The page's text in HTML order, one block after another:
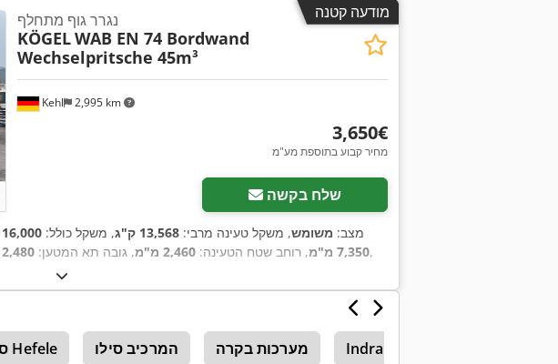
מודעה קטנה
Kehl 2,995 km
נגרר גוף מתחלף
KÖGELWAB EN 74 Bordwand
Wechselpritsche 45m³
‏3,650 ‏€
מחיר קבוע בתוספת מע"מ
שלח בקשה
מצב: משומש, משקל טעינה מרבי: 13,568 ק"ג , משקל כולל: 16,000 ק"ג
7,350 מ"מ
, רוחב שטח הטעינה: 2,460 מ"מ , גובה תא המטען: 2,480 מ"מ ,
סילו Hefele המרכיב סילו מערכות בקרה Indramat